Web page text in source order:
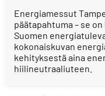
Energiamessut
päätapahtuma – se
Suomen
kokonaiskuvan
kehityksestä aina
hiilineutraaliuteen.